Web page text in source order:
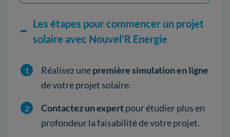
Les étapes pour commencer un projet
solaire avec Nouvel'R Energie
Réalisez unepremière simulation en ligne
de votre projet solaire.
Contactez un expertpour étudier plus en
profondeur la faisabilité de votre projet.